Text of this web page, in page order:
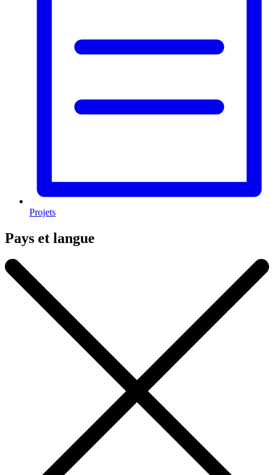
Projets
Pays et langue